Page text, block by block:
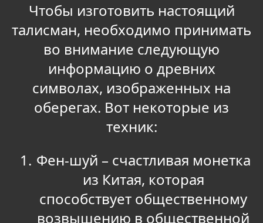
Чтобы изготовить настоящий
талисман, необходимо принимать
во внимание следующую
информацию о древних
символах, изображенных на
оберегах. Вот некоторые из
техник:
Фен-шуй – счастливая монетка
из Китая, которая
способствует общественному
возвышению в общественной